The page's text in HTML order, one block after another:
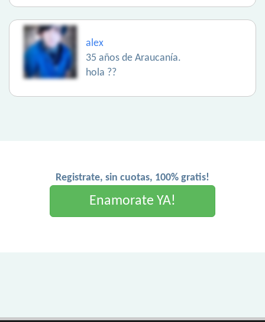
alex
35 años de Araucanía.
hola ??
Registrate, sin cuotas, 100% gratis!
Enamorate YA!